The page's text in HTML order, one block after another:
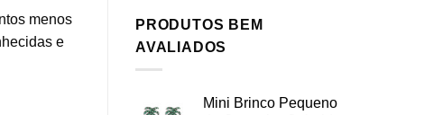
menos
e
PRODUTOS BEM
AVALIADOS
Mini Brinco Pequeno